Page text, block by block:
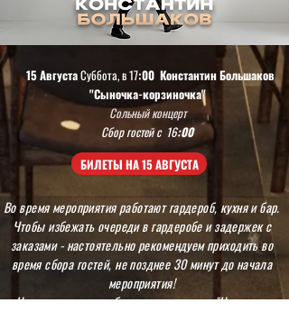
15 АвгустаСуббота, в 17:00 Константин Большаков
"Сыночка-корзиночка"
Сольный концерт
Сбор гостей с 16:00
БИЛЕТЫ НА 15 АВГУСТА
Во время мероприятия работают гардероб, кухня и бар.
Чтобы избежать очереди в гардеробе и задержек с
заказами - настоятельно рекомендуем приходить во
время сбора гостей, не позднее 30 минут до начала
мероприятия!
Наше заведение работает в концепции "Наливаем